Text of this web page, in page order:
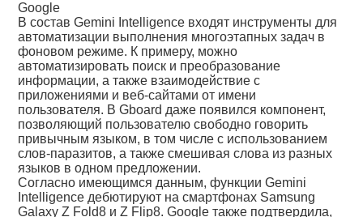
Google
В состав Gemini Intelligence входят инструменты для
автоматизации выполнения многоэтапных задач в
фоновом режиме. К примеру, можно
автоматизировать поиск и преобразование
информации, а также взаимодействие с
приложениями и веб-сайтами от имени
пользователя. В Gboard даже появился компонент,
позволяющий пользователю свободно говорить
привычным языком, в том числе с использованием
слов-паразитов, а также смешивая слова из разных
языков в одном предложении.
Согласно имеющимся данным, функции Gemini
Intelligence дебютируют на смартфонах Samsung
Galaxy Z Fold8 и Z Flip8. Google также подтвердила,